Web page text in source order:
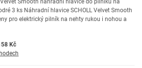
Velvet Smooth náhradní hlavice do pilníku na
3 ks Náhradní hlavice SCHOLL Velvet Smooth
pro elektrický pilník na nehty rukou i nohou a
Kč